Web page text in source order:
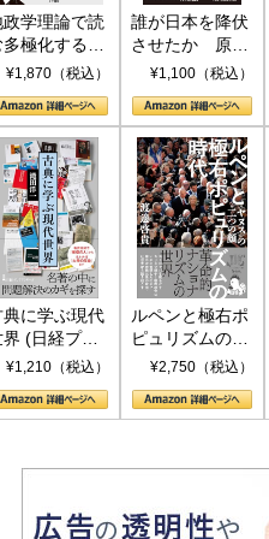
政学理論で読
多極化する世
トランプと
¥1,870（税込）
誰が日本を降伏
させたか 原爆
投下、ソ連参
(PHP新書)
¥1,100（税込）
典に学ぶ現代
界 (日経プレ
アシリーズ)
¥1,210（税込）
ルペンと極右ポ
ピュリズムの時
代：〈ヤヌス〉
¥2,750（税込）